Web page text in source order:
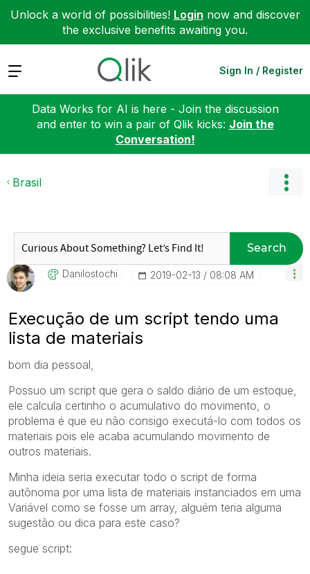
Unlock a world of possibilities! Login now and discover
the exclusive benefits awaiting you.
Expand Sign In / Register
Data Works for AI is here - Join the discussion
and enter to win a pair of Qlik kicks: Join the
Conversation!
Brasil
Search
Danilostochi ‎2019-02-13 08:08 AM
Execução de um script tendo uma
lista de materiais
bom dia pessoal,
Possuo um script que gera o saldo diário de um estoque,
ele calcula certinho o acumulativo do movimento, o
problema é que eu não consigo executá-lo com todos os
materiais pois ele acaba acumulando movimento de
outros materiais.
Minha ideia seria executar todo o script de forma
autônoma por uma lista de materiais instanciados em uma
Variável como se fosse um array, alguém teria alguma
sugestão ou dica para este caso?
segue script: